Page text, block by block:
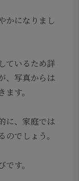
かになりまし
ているため詳
、写真からは
す。
に、家庭では
でしょう。
す。